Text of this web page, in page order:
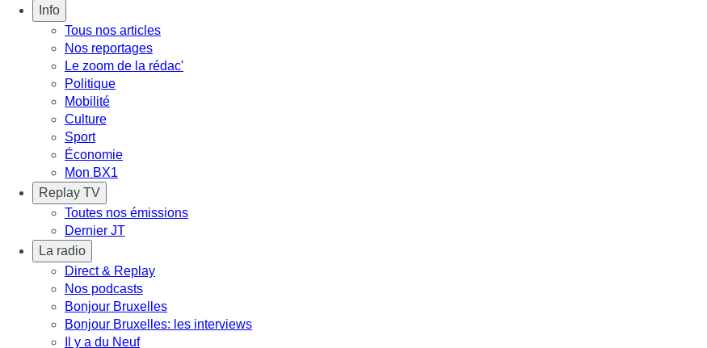
Info
Tous nos articles
Nos reportages
Le zoom de la rédac'
Politique
Mobilité
Culture
Sport
Économie
Mon BX1
Replay TV
Toutes nos émissions
Dernier JT
La radio
Direct & Replay
Nos podcasts
Bonjour Bruxelles
Bonjour Bruxelles: les interviews
Il y a du Neuf